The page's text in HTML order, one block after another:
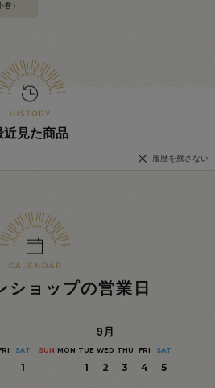
）
近見た商品
履歴を残さない
ショップの営業日
SAT
1
9月
SUN MON TUE WED THU FRI SAT
1 2 3 4
5